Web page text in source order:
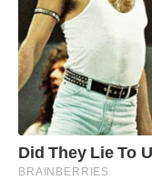
Did They Lie To
BRAINBERRIES